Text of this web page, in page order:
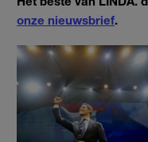
onze nieuwsbrief.